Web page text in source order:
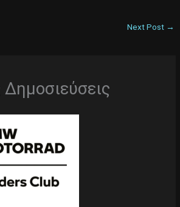
Next Post →
Δημοσιεύσεις